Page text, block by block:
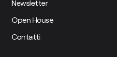
Newsletter
Open House
Contatti